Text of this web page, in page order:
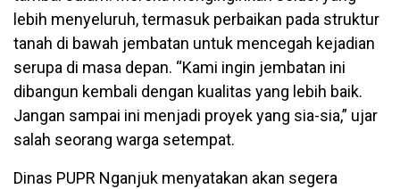
lebih menyeluruh, termasuk perbaikan pada struktur
tanah di bawah jembatan untuk mencegah kejadian
serupa di masa depan. “Kami ingin jembatan ini
dibangun kembali dengan kualitas yang lebih baik.
Jangan sampai ini menjadi proyek yang sia-sia,” ujar
salah seorang warga setempat.
Dinas PUPR Nganjuk menyatakan akan segera